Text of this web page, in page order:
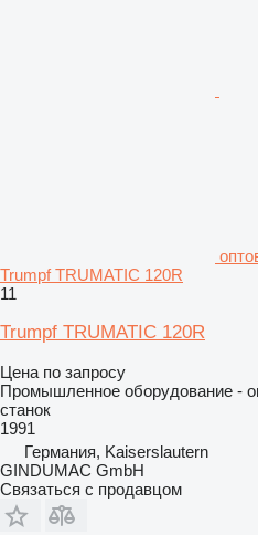
Trumpf TRUMATIC 120R
11
Trumpf TRUMATIC 120R
Цена по запросу
Промышленное оборудование -
станок
1991
Германия, Kaiserslautern
GINDUMAC GmbH
Связаться с продавцом